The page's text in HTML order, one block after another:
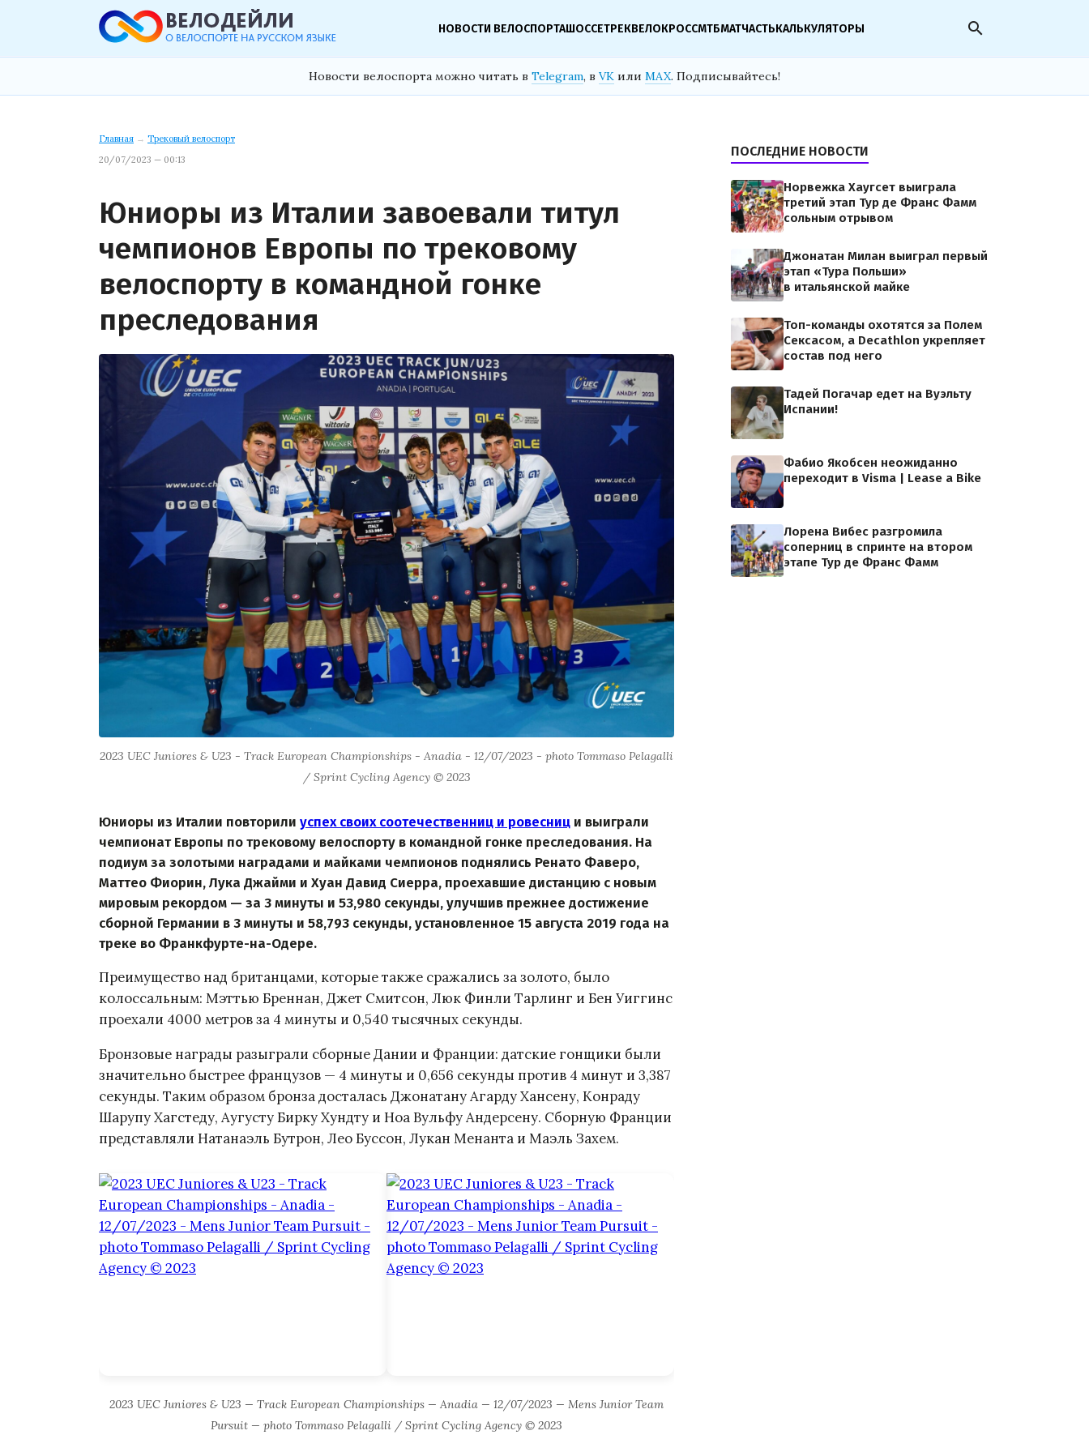
НОВОСТИ ВЕЛОСПОРТАШОССЕТРЕКВЕЛОКРОССМТБМАТЧАСТЬКАЛЬКУЛЯТОРЫ search
Новости велоспорта можно читать в Telegram, в VK или MAX. Подписывайтесь!
Главная → Трековый велоспорт
20/07/2023 — 00:13
Юниоры из Италии завоевали титул
чемпионов Европы по трековому
велоспорту в командной гонке
преследования
2023 UEC Juniores & U23 - Track European Championships - Anadia - 12/07/2023 - photo Tommaso Pelagalli
/ Sprint Cycling Agency © 2023
Юниоры из Италии повторили успех своих соотечественниц и ровесниц и выиграли
чемпионат Европы по трековому велоспорту в командной гонке преследования. На
подиум за золотыми наградами и майками чемпионов поднялись Ренато Фаверо,
Маттео Фиорин, Лука Джайми и Хуан Давид Сиерра, проехавшие дистанцию с новым
мировым рекордом — за 3 минуты и 53,980 секунды, улучшив прежнее достижение
сборной Германии в 3 минуты и 58,793 секунды, установленное 15 августа 2019 года на
треке во Франкфурте-на-Одере.
Преимущество над британцами, которые также сражались за золото, было
колоссальным: Мэттью Бреннан, Джет Смитсон, Люк Финли Тарлинг и Бен Уиггинс
проехали 4000 метров за 4 минуты и 0,540 тысячных секунды.
Бронзовые награды разыграли сборные Дании и Франции: датские гонщики были
значительно быстрее французов — 4 минуты и 0,656 секунды против 4 минут и 3,387
секунды. Таким образом бронза досталась Джонатану Агарду Хансену, Конраду
Шарупу Хагстеду, Аугусту Бирку Хундту и Ноа Вульфу Андерсену. Сборную Франции
представляли Натанаэль Бутрон, Лео Буссон, Лукан Менанта и Маэль Захем.
2023 UEC Juniores & U23 — Track European Championships — Anadia — 12/07/2023 — Mens Junior Team
Pursuit — photo Tommaso Pelagalli / Sprint Cycling Agency © 2023
ПОСЛЕДНИЕ НОВОСТИ
Норвежка Хаугсет выиграла
третий этап Тур де Франс Фамм
сольным отрывом
Джонатан Милан выиграл первый
этап «Тура Польши»
в итальянской майке
Топ-команды охотятся за Полем
Сексасом, а Decathlon укрепляет
состав под него
Тадей Погачар едет на Вуэльту
Испании!
Фабио Якобсен неожиданно
переходит в Visma | Lease a Bike
Лорена Вибес разгромила
соперниц в спринте на втором
этапе Тур де Франс Фамм